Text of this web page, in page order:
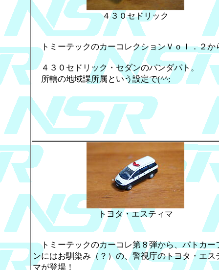
４３０セドリック
トミーテックのカーコレクションＶｏｌ．２か
４３０セドリック・セダンのパンダパト。
所轄の地域課所属という設定で(^^;
トヨタ・エスティマ
トミーテックのカーコレ第８弾から、パトカー
ンにはお馴染み（？）の、警視庁のトヨタ・エス
マが登場！